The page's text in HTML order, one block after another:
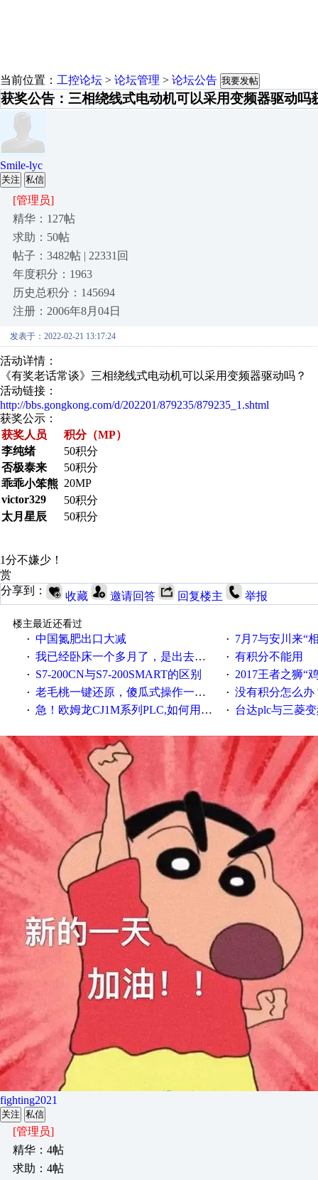
当前位置： 工控论坛 > 论坛管理 > 论坛公告 我要发帖
获奖公告：三相绕线式电动机可以采用变频器驱动吗
Smile-lyc
关注 私信
[管理员]
精华：127帖
求助：50帖
帖子：3482帖 | 22331回
年度积分：1963
历史总积分：145694
注册：2006年8月04日
发表于：2022-02-21 13:17:24
活动详情：
《有奖老话常谈》三相绕线式电动机可以采用变频器驱动吗？
活动链接：
http://bbs.gongkong.com/d/202201/879235/879235_1.shtml
获奖公示：
获奖人员
积分（MP）
李纯绪
50积分
否极泰来
50积分
乖乖小笨熊 20MP
victor329
50积分
太月星辰
50积分
1分不嫌少！
赏
分享到：
收藏 邀请回答 回复楼主 举报
楼主最近还看过
· 中国氮肥出口大减 · 7月7与安川来“
· 我已经卧床一个多月了，是出去安装机械手在高速遭遇车祸所致:大家工作都要特别注意啊 · 有积分不能用
· S7-200CN与S7-200SMART的区别 · 2017王者之狮“鸡”情签到
· 老毛桃一键还原，傻瓜式操作一键轻松备份还原；程序为向导式安装，一键即可实现自动备份或还原系统。 · 没有积分怎么办
· 急！欧姆龙CJ1M系列PLC,如何用时间控制变频器。要求时间在组态王中可以自由输入！拜托各位大神了！ · 台达plc与三菱
fighting2021
关注 私信
[管理员]
精华：4帖
求助：4帖